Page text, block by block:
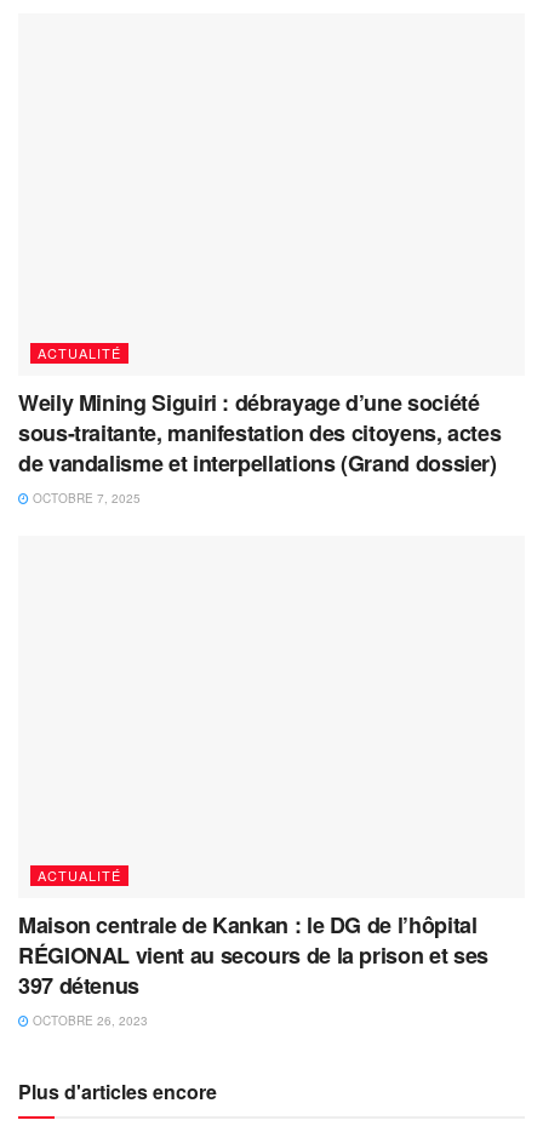
ACTUALITÉ
Weily Mining Siguiri : débrayage d’une société
sous-traitante, manifestation des citoyens, actes
de vandalisme et interpellations (Grand dossier)
OCTOBRE 7, 2025
ACTUALITÉ
Maison centrale de Kankan : le DG de l’hôpital
RÉGIONAL vient au secours de la prison et ses
397 détenus
OCTOBRE 26, 2023
Plus d'articles encore